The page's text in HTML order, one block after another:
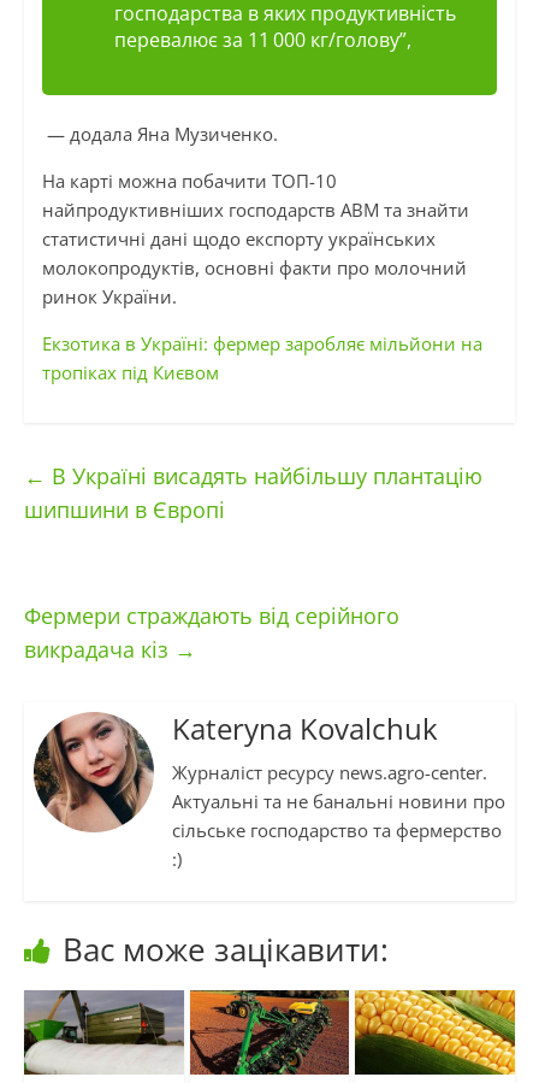
господарства в яких продуктивність
перевалює за 11 000 кг/голову”,
— додала Яна Музиченко.
На карті можна побачити ТОП-10
найпродуктивніших господарств АВМ та знайти
статистичні дані щодо експорту українських
молокопродуктів, основні факти про молочний
ринок України.
Екзотика в Україні: фермер заробляє мільйони на
тропіках під Києвом
← В Україні висадять найбільшу плантацію
шипшини в Європі
Фермери страждають від серійного
викрадача кіз →
Kateryna Kovalchuk
Журналіст ресурсу news.agro-center.
Актуальні та не банальні новини про
сільське господарство та фермерство
:)
Вас може зацікавити: